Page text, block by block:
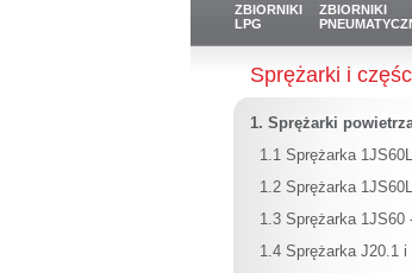
ZBIORNIKI
LPG
ZBIORNIKI
Sprężarki i
1. Sprężarki
1.1 Sprężarka
1.2 Sprężarka
1.3 Sprężarka 1JS60
1.4 Sprężarka J20.1